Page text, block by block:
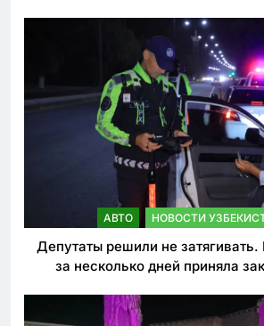
АВТО НОВОСТИ
Депутаты решили не затягивать.
за несколько дней приняла